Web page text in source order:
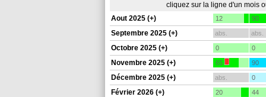
cliquez sur la ligne d'un mois
Aout 2025 (+)
12 90
Septembre 2025 (+) abs. abs.
Octobre 2025 (+) 0 0
Novembre 2025 (+) 65 90
Décembre 2025 (+) abs. 0
Février 2026 (+) 20 44